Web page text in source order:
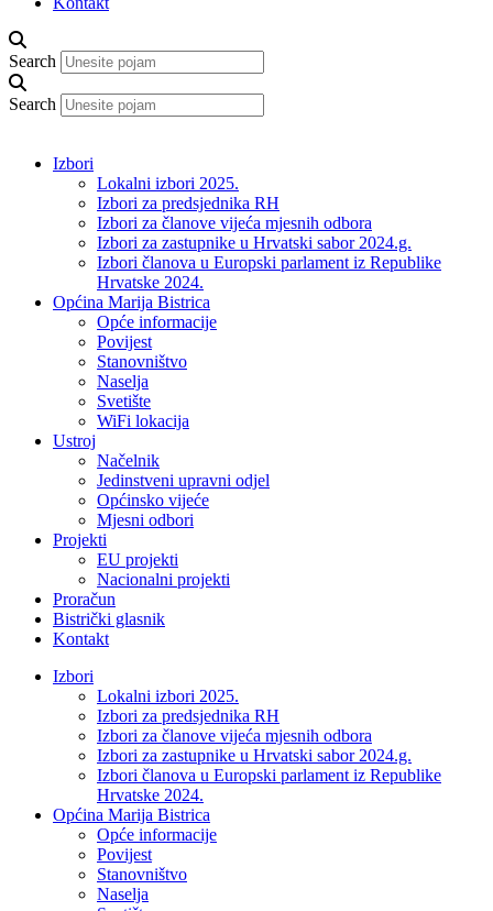
Search
Search
Izbori
Lokalni izbori 2025.
Izbori za predsjednika RH
Izbori za članove vijeća mjesnih odbora
Izbori za zastupnike u Hrvatski sabor 2024.g.
Izbori članova u Europski parlament iz Republike
Hrvatske 2024.
Općina Marija Bistrica
Opće informacije
Povijest
Stanovništvo
Naselja
Svetište
WiFi lokacija
Ustroj
Načelnik
Jedinstveni upravni odjel
Općinsko vijeće
Mjesni odbori
Projekti
EU projekti
Nacionalni projekti
Proračun
Bistrički glasnik
Kontakt
Izbori
Lokalni izbori 2025.
Izbori za predsjednika RH
Izbori za članove vijeća mjesnih odbora
Izbori za zastupnike u Hrvatski sabor 2024.g.
Izbori članova u Europski parlament iz Republike
Hrvatske 2024.
Općina Marija Bistrica
Opće informacije
Povijest
Stanovništvo
Naselja